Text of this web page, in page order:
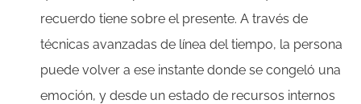
recuerdo tiene sobre el presente. A través de
técnicas avanzadas de línea del tiempo, la persona
puede volver a ese instante donde se congeló una
emoción, y desde un estado de recursos internos